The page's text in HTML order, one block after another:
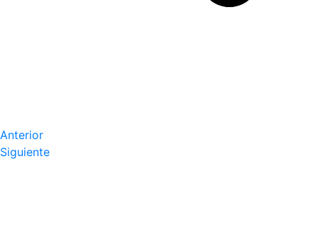
Anterior
Siguiente